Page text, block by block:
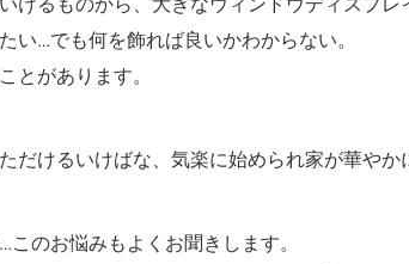
い…でも何を飾れば良いかわからない。
とがあります。
だけるいけばな、気楽に始められ家が華やか
のお悩みもよくお聞きします。